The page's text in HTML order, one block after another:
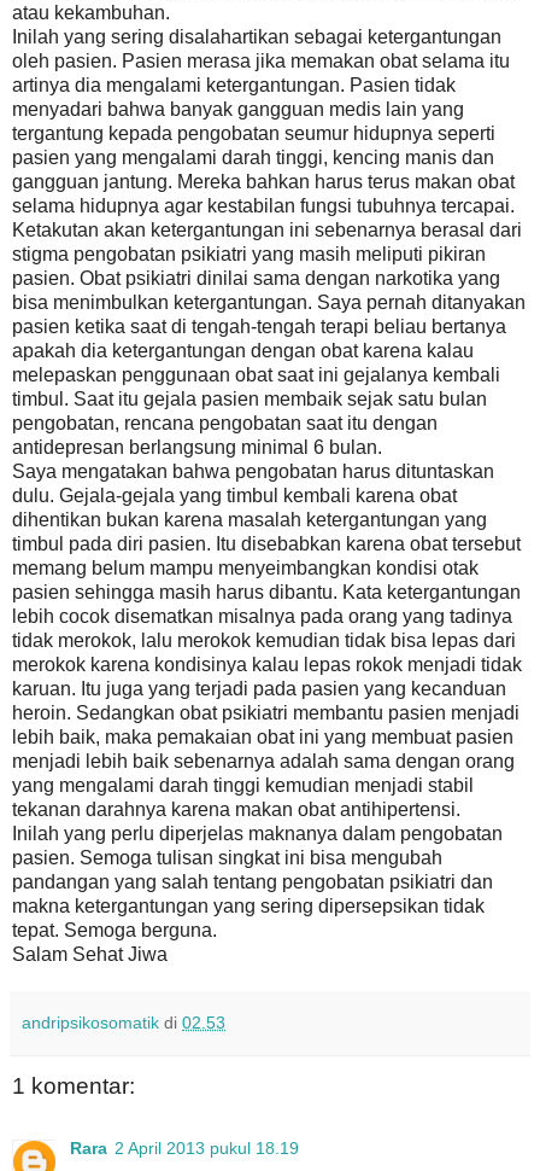
atau kekambuhan.
Inilah yang sering disalahartikan sebagai ketergantungan
oleh pasien. Pasien merasa jika memakan obat selama itu
artinya dia mengalami ketergantungan. Pasien tidak
menyadari bahwa banyak gangguan medis lain yang
tergantung kepada pengobatan seumur hidupnya seperti
pasien yang mengalami darah tinggi, kencing manis dan
gangguan jantung. Mereka bahkan harus terus makan obat
selama hidupnya agar kestabilan fungsi tubuhnya tercapai.
Ketakutan akan ketergantungan ini sebenarnya berasal dari
stigma pengobatan psikiatri yang masih meliputi pikiran
pasien. Obat psikiatri dinilai sama dengan narkotika yang
bisa menimbulkan ketergantungan. Saya pernah ditanyakan
pasien ketika saat di tengah-tengah terapi beliau bertanya
apakah dia ketergantungan dengan obat karena kalau
melepaskan penggunaan obat saat ini gejalanya kembali
timbul. Saat itu gejala pasien membaik sejak satu bulan
pengobatan, rencana pengobatan saat itu dengan
antidepresan berlangsung minimal 6 bulan.
Saya mengatakan bahwa pengobatan harus dituntaskan
dulu. Gejala-gejala yang timbul kembali karena obat
dihentikan bukan karena masalah ketergantungan yang
timbul pada diri pasien. Itu disebabkan karena obat tersebut
memang belum mampu menyeimbangkan kondisi otak
pasien sehingga masih harus dibantu. Kata ketergantungan
lebih cocok disematkan misalnya pada orang yang tadinya
tidak merokok, lalu merokok kemudian tidak bisa lepas dari
merokok karena kondisinya kalau lepas rokok menjadi tidak
karuan. Itu juga yang terjadi pada pasien yang kecanduan
heroin. Sedangkan obat psikiatri membantu pasien menjadi
lebih baik, maka pemakaian obat ini yang membuat pasien
menjadi lebih baik sebenarnya adalah sama dengan orang
yang mengalami darah tinggi kemudian menjadi stabil
tekanan darahnya karena makan obat antihipertensi.
Inilah yang perlu diperjelas maknanya dalam pengobatan
pasien. Semoga tulisan singkat ini bisa mengubah
pandangan yang salah tentang pengobatan psikiatri dan
makna ketergantungan yang sering dipersepsikan tidak
tepat. Semoga berguna.
Salam Sehat Jiwa
andripsikosomatik di 02.53
1 komentar:
Rara 2 April 2013 pukul 18.19